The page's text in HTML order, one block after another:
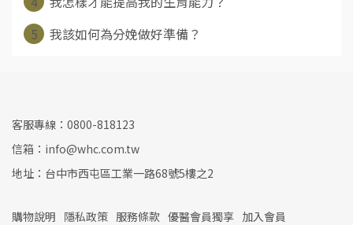
5
我該如何為分娩做好準備？
客服專線：0800-818123
信箱：info@whc.com.tw
地址：台中市西屯區工業一路68號5樓之2
購物說明 隱私政策 服務條款 優醫會員獨享 加入會員